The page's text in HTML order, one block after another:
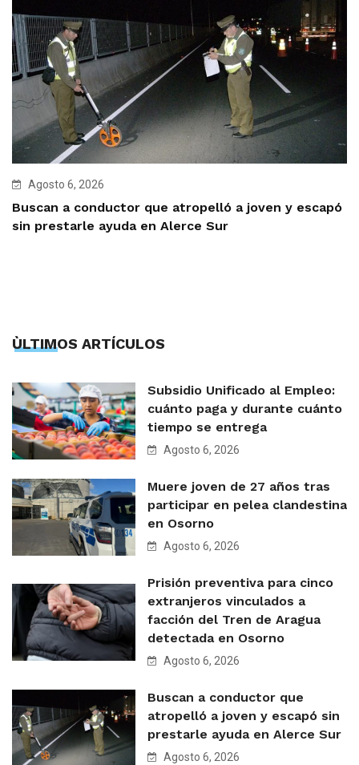
Agosto 6, 2026
Buscan a conductor que atropelló a joven y escapó
sin prestarle ayuda en Alerce Sur
ÙLTIMOS ARTÍCULOS
Subsidio Unificado al Empleo:
cuánto paga y durante cuánto
tiempo se entrega
Agosto 6, 2026
Muere joven de 27 años tras
participar en pelea clandestina
en Osorno
Agosto 6, 2026
Prisión preventiva para cinco
extranjeros vinculados a
facción del Tren de Aragua
detectada en Osorno
Agosto 6, 2026
Buscan a conductor que
atropelló a joven y escapó sin
prestarle ayuda en Alerce Sur
Agosto 6, 2026